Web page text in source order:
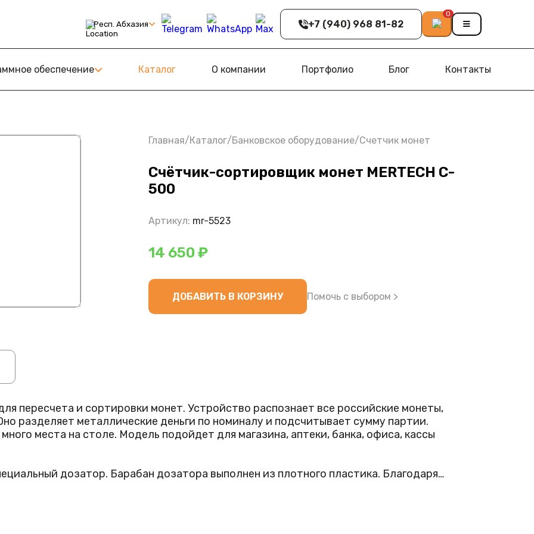
Респ. Абхазия +7 (940) 968 81-82
0
Знаку
обеспечение Каталог О компании Портфолио Блог Контакты
Главная/Каталог/Банковское оборудование/Счетчик монет
Счётчик-сортировщик монет MERTECH C-
500
Артикул: mr-5523
14 650 ₽
ДОБАВИТЬ В КОРЗИНУ Помочь с выбором >
пересчета и сортировки монет. Устройство распознает все российские монеты,
разделяет металлические деньги по номиналу и подсчитывает сумму партии.
места на столе. Модель подойдет для магазина, аптеки, банка, офиса, кассы
дозатор. Барабан дозатора выполнен из плотного пластика. Благодаря
в отдельный отсек.